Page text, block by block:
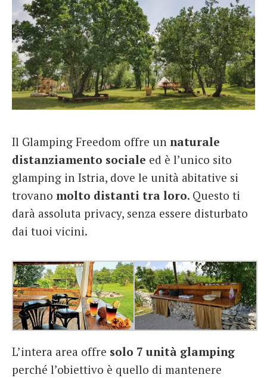
Il Glamping Freedom offre un naturale
distanziamento sociale ed è l’unico sito
glamping in Istria, dove le unità abitative si
trovano molto distanti tra loro. Questo ti
darà assoluta privacy, senza essere disturbato
dai tuoi vicini.
L’intera area offre solo 7 unità glamping
perché l’obiettivo è quello di mantenere